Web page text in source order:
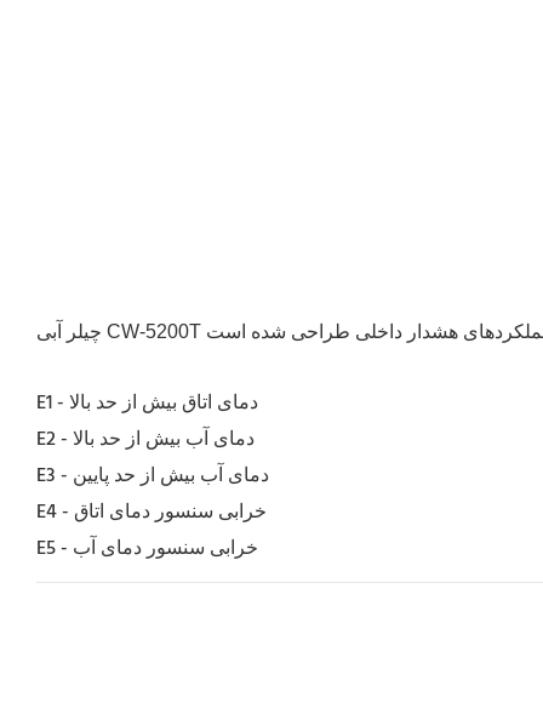
E1 - دمای اتاق بیش از حد بالا
E2 - دمای آب بیش از حد بالا
E3 - دمای آب بیش از حد پایین
E4 - خرابی سنسور دمای اتاق
E5 - خرابی سنسور دمای آب